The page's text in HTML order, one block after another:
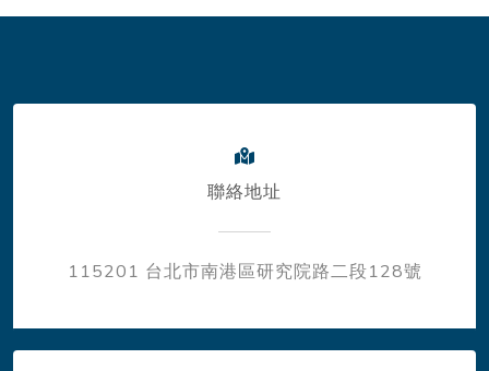
聯絡地址
115201 台北市南港區研究院路二段128號